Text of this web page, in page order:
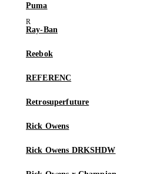
Puma
Ray-Ban
Reebok
REFERENC
Retrosuperfuture
Rick Owens
Rick Owens DRKSHDW